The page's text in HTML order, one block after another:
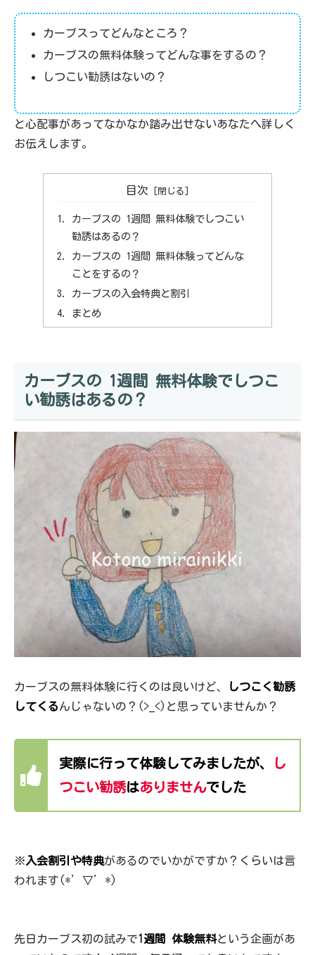
カーブスってどんなところ？
カーブスの無料体験ってどんな事をするの？
しつこい勧誘はないの？
と心配事があってなかなか踏み出せないあなたへ詳しく
お伝えします。
目次
カーブスの 1週間 無料体験でしつこい
勧誘はあるの？
カーブスの 1週間 無料体験ってどんな
ことをするの？
カーブスの入会特典と割引
まとめ
カーブスの 1週間 無料体験でしつこ
い勧誘はあるの？
カーブスの無料体験に行くのは良いけど、
しつこく勧誘
してくるんじゃないの？(>_<)と思っていませんか？
実際に行って体験してみましたが、
し
つこい勧誘はありませんでした
※ 入会割引や特典があるのでいかがですか？くらいは言
われます(*’▽’*)
先日カーブス初の試みで1 週間 体験無料という企画があ